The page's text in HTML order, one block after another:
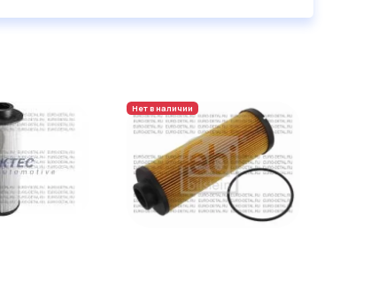
Нет в наличии